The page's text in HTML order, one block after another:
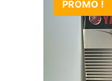
PROMO !